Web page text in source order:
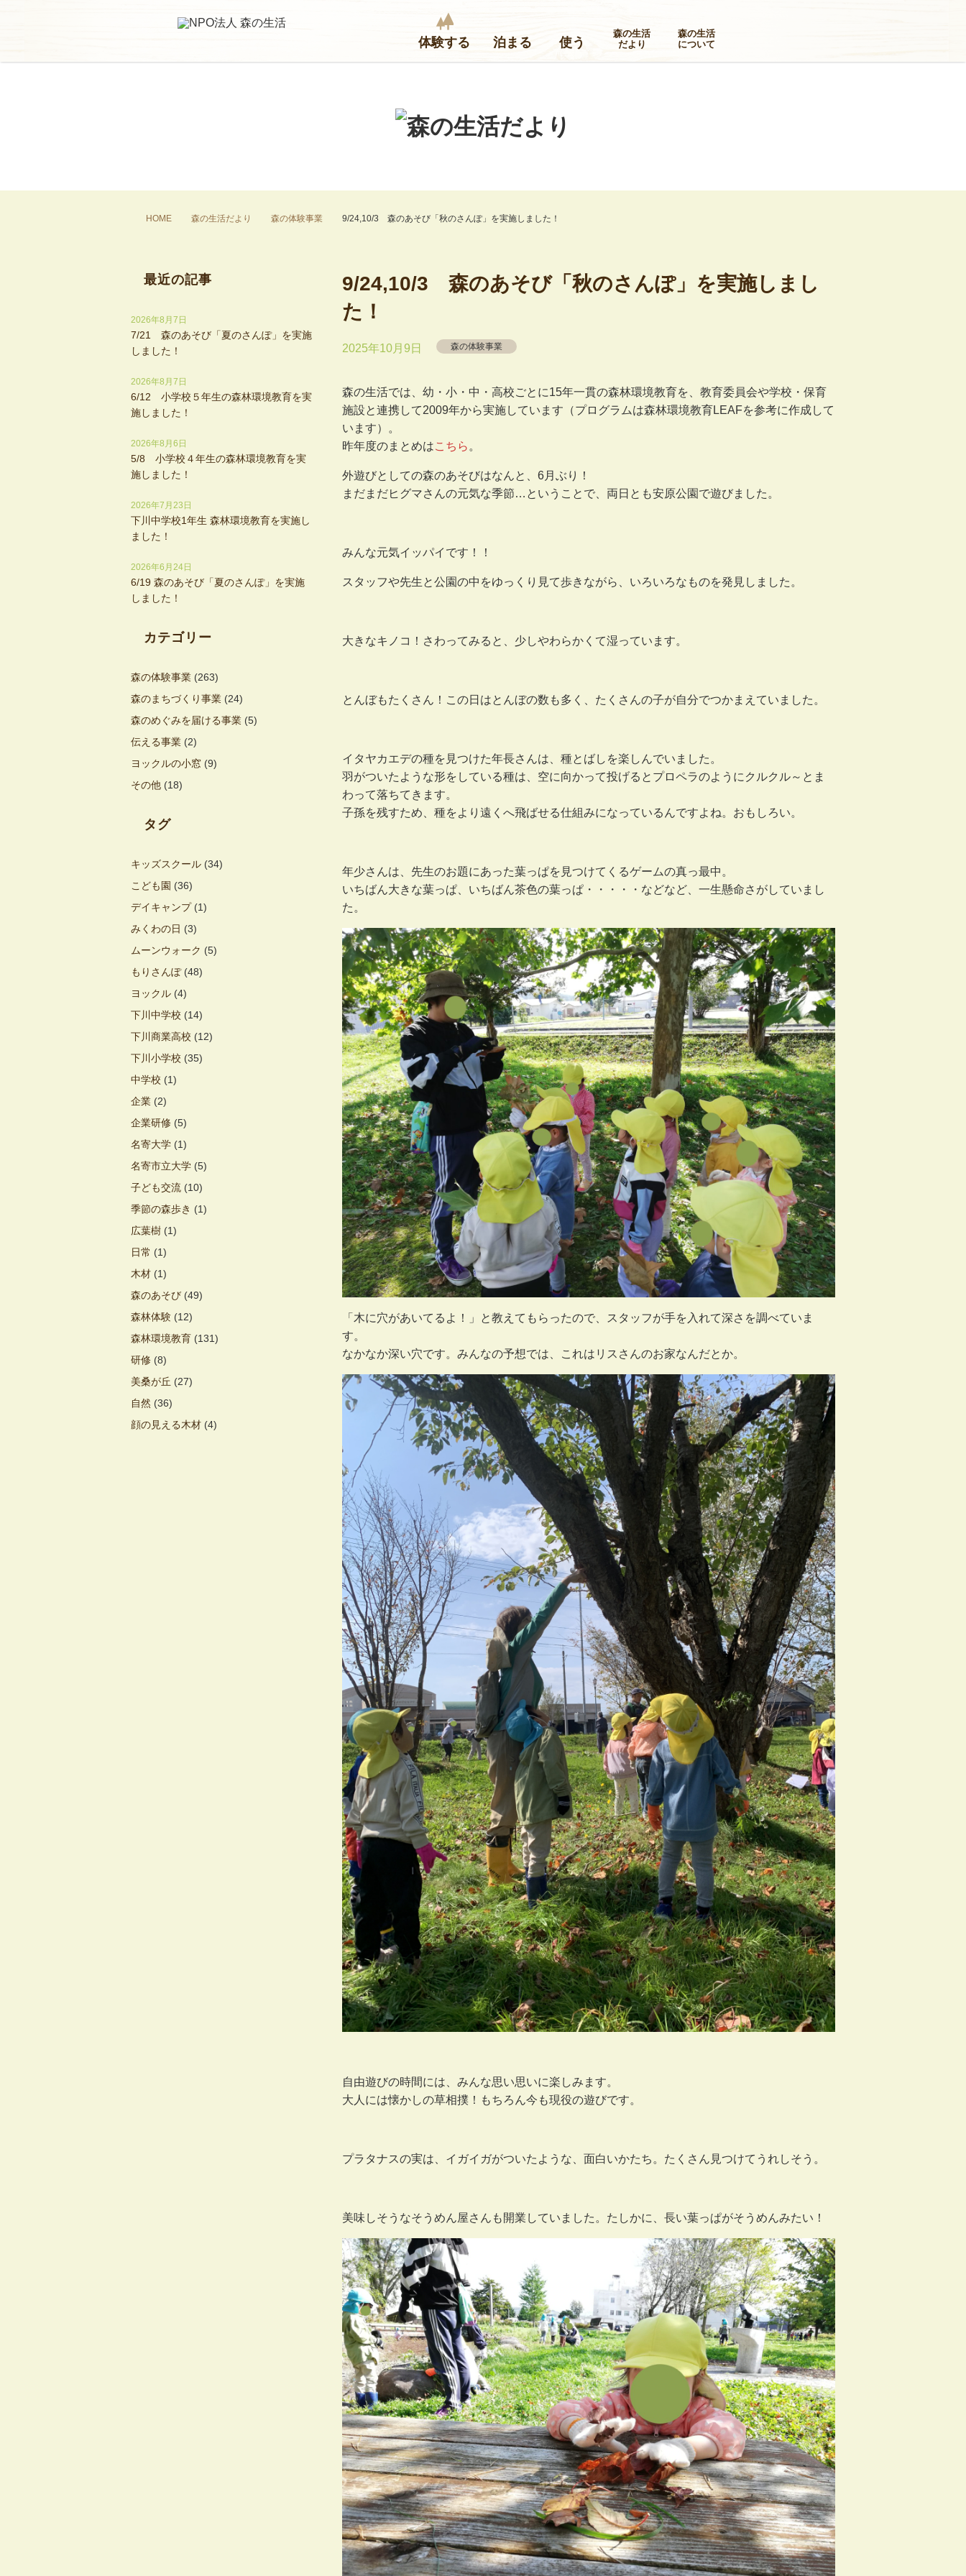
体験する 泊まる 使う
森の生活
だより
森の生活
について
HOME 森の生活だより 森の体験事業 9/24,10/3 森のあそび「秋のさんぽ」を実施しました！
9/24,10/3 森のあそび「秋のさんぽ」を実施しまし
た！
2025年10月9日 森の体験事業
森の生活では、幼・小・中・高校ごとに15年一貫の森林環境教育を、教育委員会や学校・保育
施設と連携して2009年から実施しています（プログラムは森林環境教育LEAFを参考に作成して
います）。
昨年度のまとめはこちら 。
外遊びとしての森のあそびはなんと、6月ぶり！
まだまだヒグマさんの元気な季節…ということで、両日とも安原公園で遊びました。
みんな元気イッパイです！！
スタッフや先生と公園の中をゆっくり見て歩きながら、いろいろなものを発見しました。
大きなキノコ！さわってみると、少しやわらかくて湿っています。
とんぼもたくさん！この日はとんぼの数も多く、たくさんの子が自分でつかまえていました。
イタヤカエデの種を見つけた年長さんは、種とばしを楽しんでいました。
羽がついたような形をしている種は、空に向かって投げるとプロペラのようにクルクル～とま
わって落ちてきます。
子孫を残すため、種をより遠くへ飛ばせる仕組みになっているんですよね。おもしろい。
年少さんは、先生のお題にあった葉っぱを見つけてくるゲームの真っ最中。
いちばん大きな葉っぱ、いちばん茶色の葉っぱ・・・・・などなど、一生懸命さがしていまし
た。
「木に穴があいてるよ！」と教えてもらったので、スタッフが手を入れて深さを調べていま
す。
なかなか深い穴です。みんなの予想では、これはリスさんのお家なんだとか。
自由遊びの時間には、みんな思い思いに楽しみます。
大人には懐かしの草相撲！もちろん今も現役の遊びです。
プラタナスの実は、イガイガがついたような、面白いかたち。たくさん見つけてうれしそう。
美味しそうなそうめん屋さんも開業していました。たしかに、長い葉っぱがそうめんみたい！
最近の記事
2026年8月7日
7/21 森のあそび「夏のさんぽ」を実施
しました！
2026年8月7日
6/12 小学校５年生の森林環境教育を実
施しました！
2026年8月6日
5/8 小学校４年生の森林環境教育を実
施しました！
2026年7月23日
下川中学校1年生 森林環境教育を実施し
ました！
2026年6月24日
6/19 森のあそび「夏のさんぽ」を実施
しました！
カテゴリー
森の体験事業 (263)
森のまちづくり事業 (24)
森のめぐみを届ける事業 (5)
伝える事業 (2)
ヨックルの小窓 (9)
その他 (18)
タグ
キッズスクール (34)
こども園 (36)
デイキャンプ(1)
みくわの日 (3)
ムーンウォーク (5)
もりさんぽ(48)
ヨックル (4)
下川中学校 (14)
下川商業高校 (12)
下川小学校 (35)
中学校 (1)
企業 (2)
企業研修 (5)
名寄大学 (1)
名寄市立大学 (5)
子ども交流 (10)
季節の森歩き (1)
広葉樹 (1)
日常 (1)
木材 (1)
森のあそび (49)
森林体験 (12)
森林環境教育 (131)
研修 (8)
美桑が丘 (27)
自然 (36)
顔の見える木材 (4)